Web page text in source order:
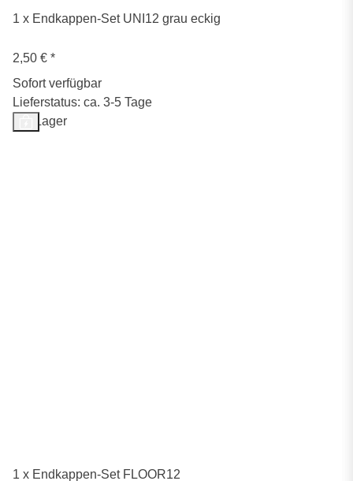
1 x Endkappen-Set UNI12 grau eckig
2,50 € *
Sofort verfügbar
Lieferstatus: ca. 3-5 Tage
Auf Lager
1 x Endkappen-Set FLOOR12